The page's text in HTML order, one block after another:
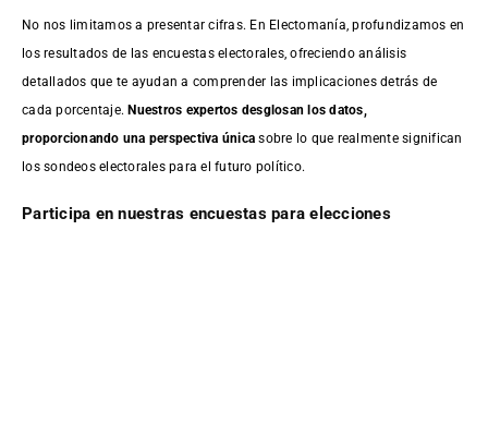
No nos limitamos a presentar cifras. En Electomanía, profundizamos en
los resultados de las encuestas electorales, ofreciendo análisis
detallados que te ayudan a comprender las implicaciones detrás de
cada porcentaje. Nuestros expertos desglosan los datos,
proporcionando una perspectiva única sobre lo que realmente significan
los sondeos electorales para el futuro político.
Participa en nuestras encuestas para elecciones